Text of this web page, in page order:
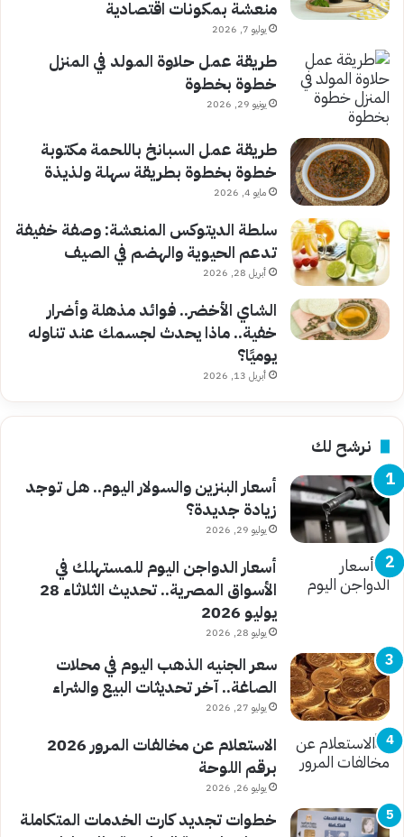
منعشة بمكونات اقتصادية
يوليو 7, 2026
طريقة عمل حلاوة المولد في المنزل
خطوة بخطوة
يونيو 29, 2026
طريقة عمل السبانخ باللحمة مكتوبة
خطوة بخطوة بطريقة سهلة ولذيذة
مايو 4, 2026
سلطة الديتوكس المنعشة: وصفة خفيفة
تدعم الحيوية والهضم في الصيف
أبريل 28, 2026
الشاي الأخضر.. فوائد مذهلة وأضرار
خفية.. ماذا يحدث لجسمك عند تناوله
يوميًا؟
أبريل 13, 2026
نرشح لك
أسعار البنزين والسولار اليوم.. هل توجد
زيادة جديدة؟
يوليو 29, 2026
أسعار الدواجن اليوم للمستهلك في
الأسواق المصرية.. تحديث الثلاثاء 28
يوليو 2026
يوليو 28, 2026
سعر الجنيه الذهب اليوم في محلات
الصاغة.. آخر تحديثات البيع والشراء
يوليو 27, 2026
الاستعلام عن مخالفات المرور 2026
برقم اللوحة
يوليو 26, 2026
خطوات تجديد كارت الخدمات المتكاملة